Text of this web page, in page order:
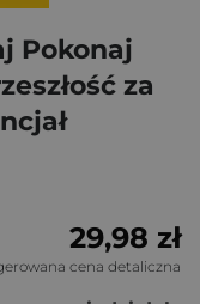
Pokonaj
za
29,98 zł
cena detaliczna